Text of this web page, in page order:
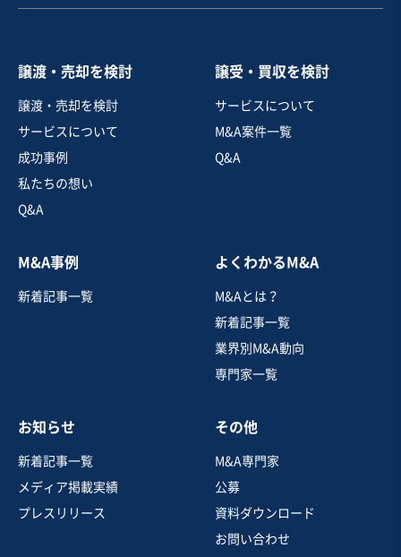
地域
近畿地方
従業員数
〜5名
葬儀
【高単価×高リピート】複数店舗展開のネイルサロン
+4
売却希望金額
売上高
ネイル・まつエクサロン
その他美容サービス
譲渡・売却を検討
譲渡・売却を検討
サービスについて
成功事例
私たちの想い
Q&A
譲受・買収を検討
サービスについて
M&A案件一覧
Q&A
M&A事例
新着記事一覧
よくわかるM&A
M&Aとは？
新着記事一覧
業界別M&A動向
専門家一覧
お知らせ
新着記事一覧
メディア掲載実績
プレスリリース
その他
M&A専門家
公募
資料ダウンロード
お問い合わせ